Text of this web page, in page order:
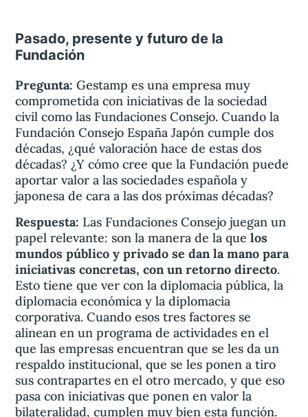
Pasado, presente y futuro de la
Fundación
Pregunta: Gestamp es una empresa muy
comprometida con iniciativas de la sociedad
civil como las Fundaciones Consejo. Cuando la
Fundación Consejo España Japón cumple dos
décadas, ¿qué valoración hace de estas dos
décadas? ¿Y cómo cree que la Fundación puede
aportar valor a las sociedades española y
japonesa de cara a las dos próximas décadas?
Respuesta: Las Fundaciones Consejo juegan un
papel relevante: son la manera de la quelos
mundos público y privado se dan la mano para
iniciativas concretas, con un retorno directo.
Esto tiene que ver con la diplomacia pública, la
diplomacia económica y la diplomacia
corporativa. Cuando esos tres factores se
alinean en un programa de actividades en el
que las empresas encuentran que se les da un
respaldo institucional, que se les ponen a tiro
sus contrapartes en el otro mercado, y que eso
pasa con iniciativas que ponen en valor la
bilateralidad, cumplen muy bien esta función.